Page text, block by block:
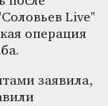
Live"
операция
заявила,